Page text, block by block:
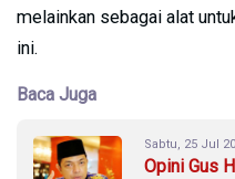
melainkan sebagai alat
ini.
Baca Juga
Sabtu, 25 Jul
Opini Gus